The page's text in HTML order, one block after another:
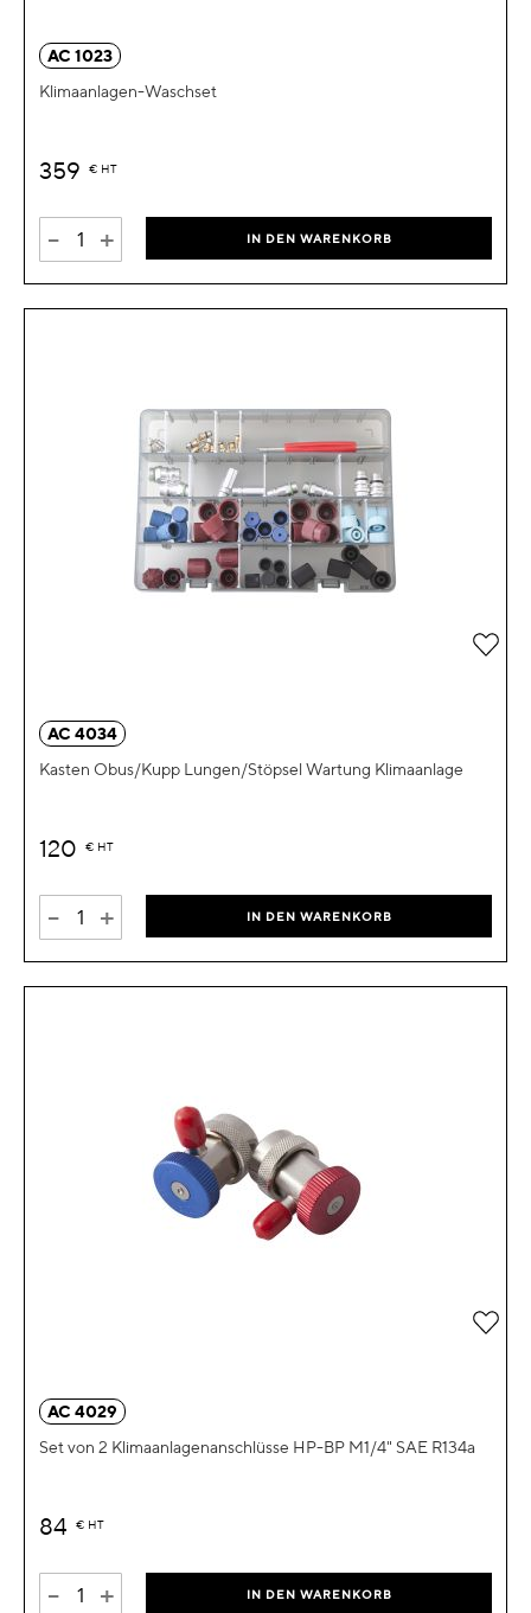
AC 1023
Klimaanlagen-Waschset
359 € HT
- + IN DEN WARENKORB
AC 4034
Kasten Obus/Kupp Lungen/Stöpsel Wartung Klimaanlage
120 € HT
- + IN DEN WARENKORB
Zur
AC 4029
Set von 2 Klimaanlagenanschlüsse HP-BP M1/4" SAE R134a
84 € HT
- + IN DEN WARENKORB
Zur